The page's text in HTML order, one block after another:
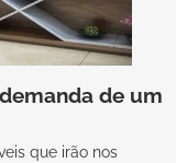
de um
que irão nos